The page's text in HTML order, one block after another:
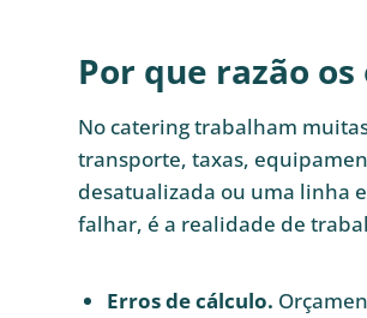
Por que razão
No catering trabalham
transporte, taxas,
desatualizada ou uma linha
falhar, é a realidade de
Erros de cálculo.